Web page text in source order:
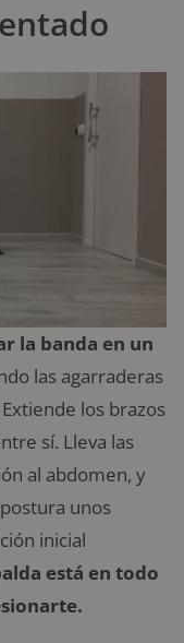
la banda en un
las agarraderas
los brazos
sí. Lleva las
al abdomen, y
unos
inicial
está en todo